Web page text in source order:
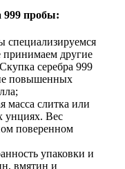
999 пробы:
принимаем другие
серебра 999
повышенных
масса слитка или
унциях. Вес
поверенном
упаковки и
вмятин и